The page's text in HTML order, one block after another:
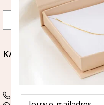
KAYA Sieraden
Bellen of WhatsApp Ma-Vr
tussen 09:00-17:00
Tel: 085 000 31 87
Email